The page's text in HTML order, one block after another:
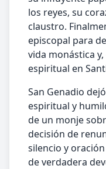
los reyes, su
claustro.
episcopal para
vida monástica
espiritual en
San Genadio
espiritual y
de un monje
decisión de
silencio y
de verdadera